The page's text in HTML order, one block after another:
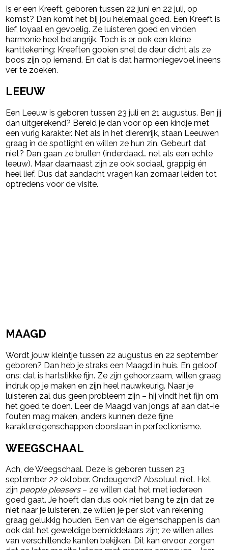
Is er een Kreeft, geboren tussen 22 juni en 22 juli, op
komst? Dan komt het bij jou helemaal goed. Een Kreeft is
lief, loyaal en gevoelig. Ze luisteren goed en vinden
harmonie heel belangrijk. Toch is er ook een kleine
kanttekening: Kreeften gooien snel de deur dicht als ze
boos zijn op iemand. En dat is dat harmoniegevoel ineens
ver te zoeken.
LEEUW
Een Leeuw is geboren tussen 23 juli en 21 augustus. Ben jij
dan uitgerekend? Bereid je dan voor op een kindje met
een vurig karakter. Net als in het dierenrijk, staan Leeuwen
graag in de spotlight en willen ze hun zin. Gebeurt dat
niet? Dan gaan ze brullen (inderdaad… net als een echte
leeuw). Maar daarnaast zijn ze ook sociaal, grappig én
heel lief. Dus dat aandacht vragen kan zomaar leiden tot
optredens voor de visite.
MAAGD
Wordt jouw kleintje tussen 22 augustus en 22 september
geboren? Dan heb je straks een Maagd in huis. En geloof
ons: dat is hartstikke fijn. Ze zijn gehoorzaam, willen graag
indruk op je maken en zijn heel nauwkeurig. Naar je
luisteren zal dus geen probleem zijn – hij vindt het fijn om
het goed te doen. Leer de Maagd van jongs af aan dat-ie
fouten mag maken, anders kunnen deze fijne
karaktereigenschappen doorslaan in perfectionisme.
WEEGSCHAAL
Ach, de Weegschaal. Deze is geboren tussen 23
september 22 oktober. Ondeugend? Absoluut niet. Het
zijn people pleasers– ze willen dat het met iedereen
goed gaat. Je hoeft dan dus ook niet bang te zijn dat ze
niet naar je luisteren, ze willen je per slot van rekening
graag gelukkig houden. Een van de eigenschappen is dan
ook dat het geweldige bemiddelaars zijn; ze willen alles
van verschillende kanten bekijken. Dit kan ervoor zorgen